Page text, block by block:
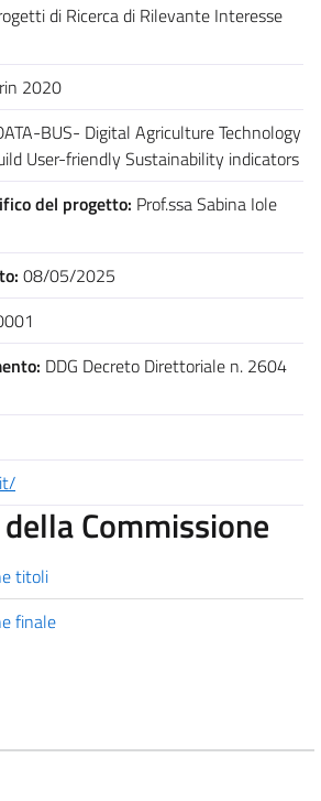
di Ricerca di Rilevante Interesse
2020
BUS- Digital Agriculture Technology
User-friendly Sustainability indicators
del progetto: Prof.ssa Sabina Iole
08/05/2025
DDG Decreto Direttoriale n. 2604
Commissione
titoli
finale